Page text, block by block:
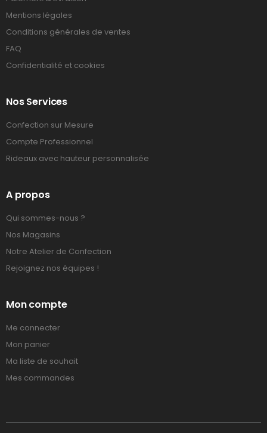
Mentions légales
Conditions générales de ventes
FAQ
Confidentialité et cookies
Nos Services
Confection sur Mesure
Compte Professionnel
Rideaux avec hauteur personnalisée
A propos
Qui sommes-nous ?
Nos Magasins
Notre Atelier de Confection
Rejoignez nos équipes !
Mon compte
Me connecter
Mon panier
Ma liste de souhait
Mes commandes